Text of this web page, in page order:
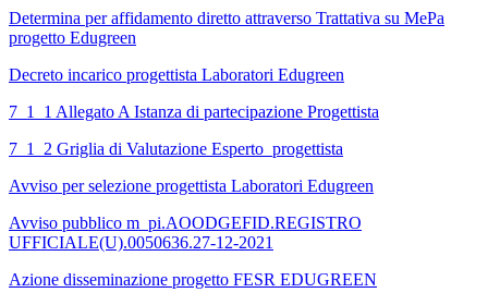
Determina per affidamento diretto attraverso Trattativa su MePa
progetto Edugreen
Decreto incarico progettista Laboratori Edugreen
7_1_1 Allegato A Istanza di partecipazione Progettista
7_1_2 Griglia di Valutazione Esperto_progettista
Avviso per selezione progettista Laboratori Edugreen
Avviso pubblico m_pi.AOODGEFID.REGISTRO
UFFICIALE(U).0050636.27-12-2021
Azione disseminazione progetto FESR EDUGREEN